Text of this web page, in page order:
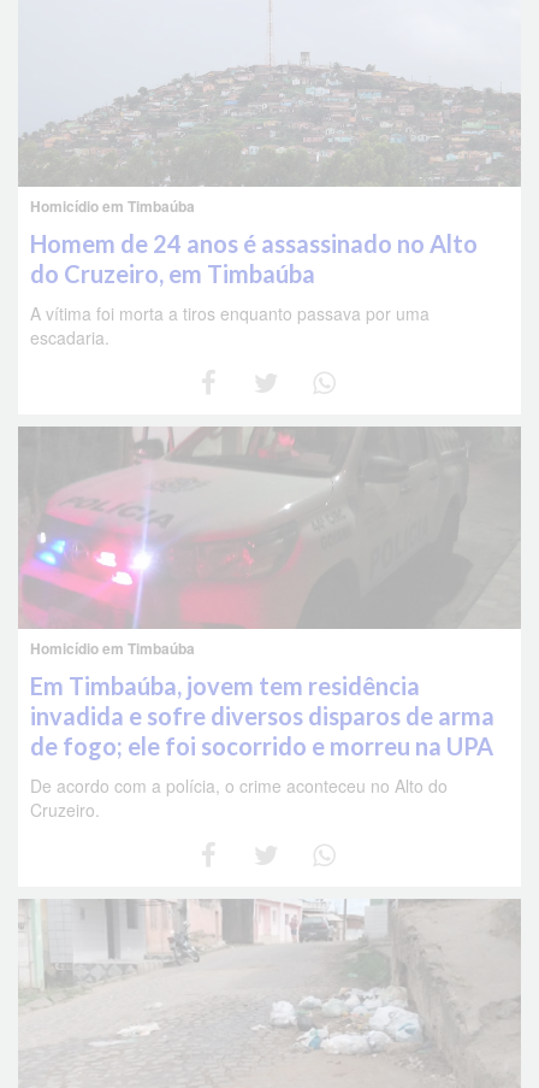
Homicídio em Timbaúba
Homem de 24 anos é assassinado no Alto
do Cruzeiro, em Timbaúba
A vítima foi morta a tiros enquanto passava por uma
escadaria.
Homicídio em Timbaúba
Em Timbaúba, jovem tem residência
invadida e sofre diversos disparos de arma
de fogo; ele foi socorrido e morreu na UPA
De acordo com a polícia, o crime aconteceu no Alto do
Cruzeiro.